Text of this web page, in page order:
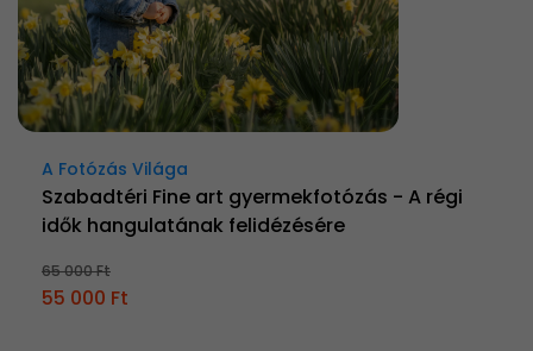
A Fotózás Világa
Szabadtéri Fine art gyermekfotózás - A régi
idők hangulatának felidézésére
65 000 Ft
55 000 Ft